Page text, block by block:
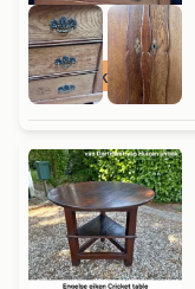
eiken kabinet